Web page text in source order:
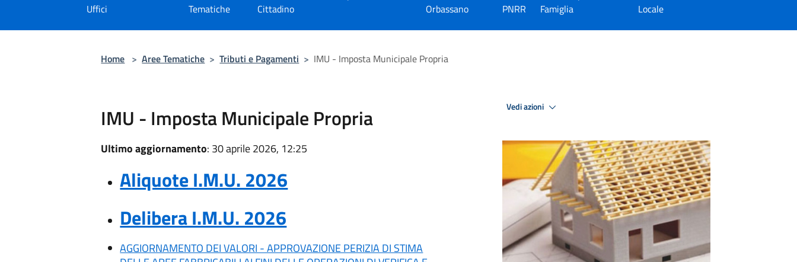
Uffici
Tematiche
Cittadino
Orbassano
PNRR
Famiglia
Locale
Home > Aree Tematiche > Tributi e Pagamenti > IMU - Imposta Municipale Propria
IMU - Imposta Municipale Propria
Ultimo aggiornamento: 30 aprile 2026, 12:25
Aliquote I.M.U. 2026
Delibera I.M.U. 2026
AGGIORNAMENTO DEI VALORI - APPROVAZIONE PERIZIA DI STIMA
Vedi azioni